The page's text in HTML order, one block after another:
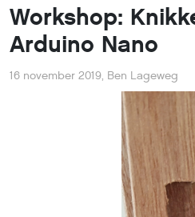
Workshop:
Arduino Nano
16 november 2019, Ben Lageweg